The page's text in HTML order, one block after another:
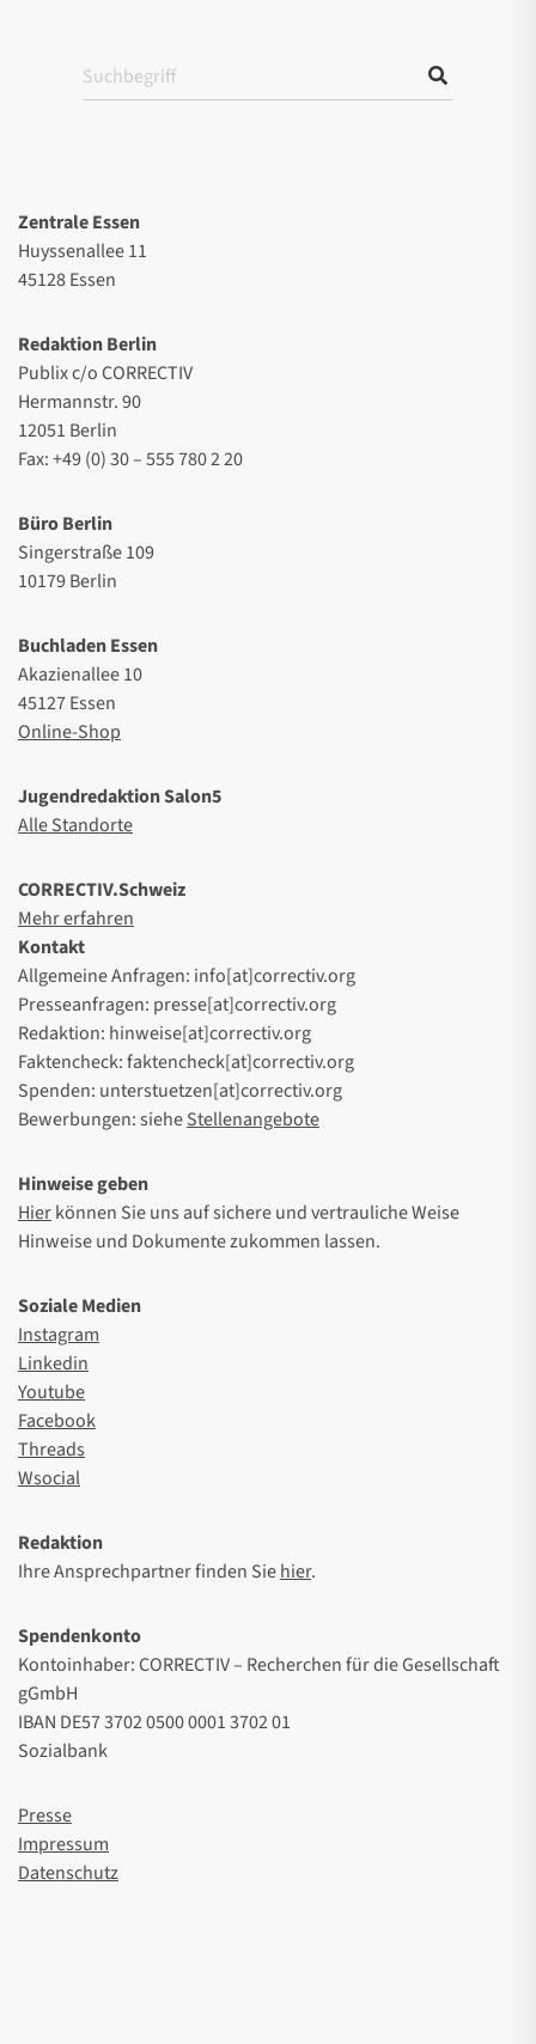
Zentrale Essen
Huyssenallee 11
45128 Essen
Redaktion Berlin
Publix c/o CORRECTIV
Hermannstr. 90
12051 Berlin
Fax: +49 (0) 30 – 555 780 2 20
Büro Berlin
Singerstraße 109
10179 Berlin
Buchladen Essen
Akazienallee 10
45127 Essen
Online-Shop
Jugendredaktion Salon5
Alle Standorte
CORRECTIV.Schweiz
Mehr erfahren
Kontakt
Allgemeine Anfragen: info[at]correctiv.org
Presseanfragen: presse[at]correctiv.org
Redaktion: hinweise[at]correctiv.org
Faktencheck: faktencheck[at]correctiv.org
Spenden: unterstuetzen[at]correctiv.org
Bewerbungen: sieheStellenangebote
Hinweise geben
Hierkönnen Sie uns auf sichere und vertrauliche Weise
Hinweise und Dokumente zukommen lassen.
Soziale Medien
Instagram
Linkedin
Youtube
Facebook
Threads
Wsocial
Redaktion
Ihre Ansprechpartner finden Siehier.
Spendenkonto
Kontoinhaber: CORRECTIV – Recherchen für die Gesellschaft
gGmbH
IBAN DE57 3702 0500 0001 3702 01
Sozialbank
Presse
Impressum
Datenschutz